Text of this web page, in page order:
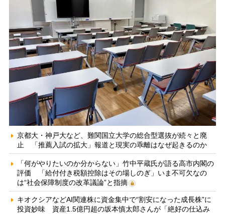
京都大・神戸大など、難関国立大学の総合型選抜が続々と廃
止 「推薦入試の拡大」報道と現実の乖離はなぜ起きるのか
「何がやりたいのか分からない」竹中平蔵氏が語る高市内閣の
評価 「給付付き税額控除はその場しのぎ」いま不可欠なの
は“社会保障制度の改革議論”と指摘
キオクシアなどAI関連株に資金集中で“割安になった成長株”に
投資妙味 資産1.5億円超の坂本慎太郎さんが「絶好の仕込み